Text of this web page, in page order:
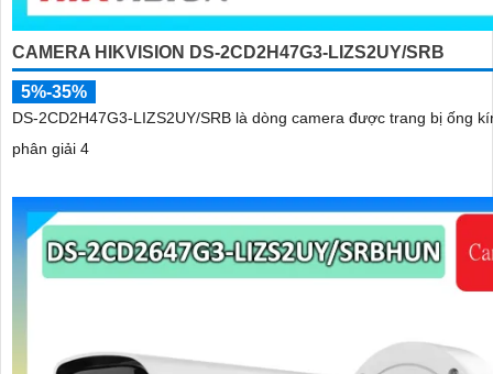
CAMERA HIKVISION DS-2CD2H47G3-LIZS2UY/SRB
5%-35%
DS-2CD2H47G3-LIZS2UY/SRB là dòng camera được trang bị ống
phân giải 4